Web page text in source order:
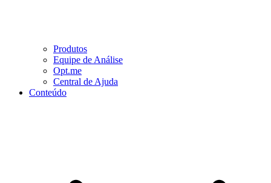
Produtos
Equipe de Análise
Opt.me
Central de Ajuda
Conteúdo